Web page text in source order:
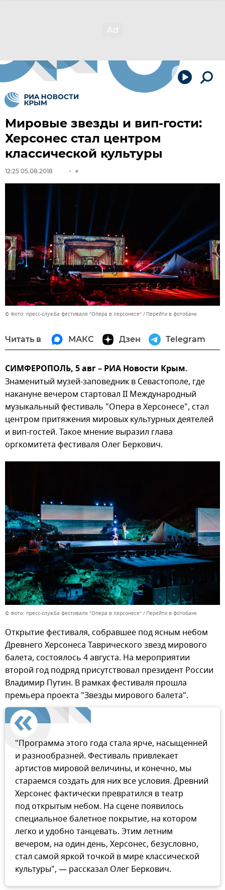
Мировые звезды и вип-гости:
Херсонес стал центром
классической культуры
12:25 05.08.2018
© Фото: пресс-служба фестиваля "Опера в Херсонесе" Перейти в фотобанк
Читать в МАКС Дзен Telegram
СИМФЕРОПОЛЬ, 5 авг – РИА Новости Крым.
Знаменитый музей-заповедник в Севастополе, где
накануне вечером стартовал II Международный
музыкальный фестиваль "Опера в Херсонесе", стал
центром притяжения мировых культурных деятелей
и вип-гостей. Такое мнение выразил глава
оргкомитета фестиваля Олег Беркович.
© Фото: пресс-служба фестиваля "Опера в Херсонесе" Перейти в фотобанк
Открытие фестиваля, собравшее под ясным небом
Древнего Херсонеса Таврического звезд мирового
балета, состоялось 4 августа. На мероприятии
второй год подряд присутствовал президент России
Владимир Путин. В рамках фестиваля прошла
премьера проекта "Звезды мирового балета".
"Программа этого года стала ярче, насыщенней
и разнообразней. Фестиваль привлекает
артистов мировой величины, и конечно, мы
стараемся создать для них все условия. Древний
Херсонес фактически превратился в театр
под открытым небом. На сцене появилось
специальное балетное покрытие, на котором
легко и удобно танцевать. Этим летним
вечером, на один день, Херсонес, безусловно,
стал самой яркой точкой в мире классической
культуры", — рассказал Олег Беркович.